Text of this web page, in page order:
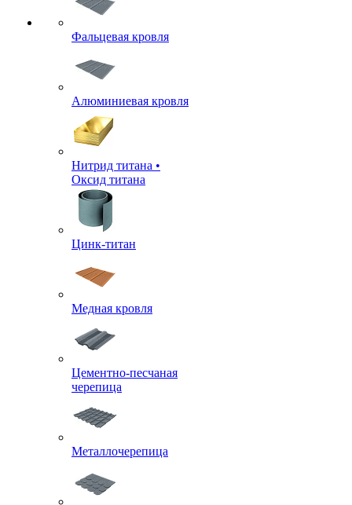
Фальцевая кровля
Алюминиевая кровля
Нитрид титана •
Оксид титана
Цинк-титан
Медная кровля
Цементно-песчаная
черепица
Металлочерепица